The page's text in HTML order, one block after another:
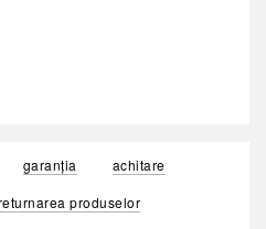
garanția
achitare
produselor